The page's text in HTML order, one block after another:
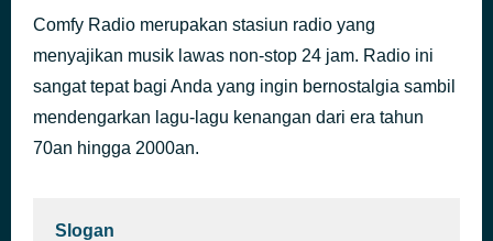
Only Time
Enya
Hysteria
Def Leppard
49 menit yang lalu
Waiting in Vain
Annie Lennox
Comfy Radio merupakan stasiun radio yang
menyajikan musik lawas non-stop 24 jam. Radio ini
sangat tepat bagi Anda yang ingin bernostalgia sambil
mendengarkan lagu-lagu kenangan dari era tahun
70an hingga 2000an.
Slogan